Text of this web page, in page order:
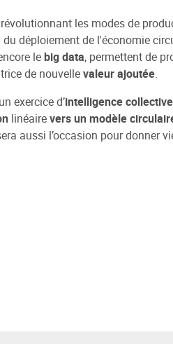
les modes de
déploiement de l'économie
le big data, permettent de
de nouvellevaleur ajoutée.
exercice d’intelligence collective
linéairevers un modèle
aussi l’occasion pour donner